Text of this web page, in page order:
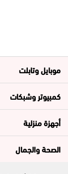
موبايل وتابلت
كمبيوتر وشبكات
أجهزة منزلية
الصحة والجمال